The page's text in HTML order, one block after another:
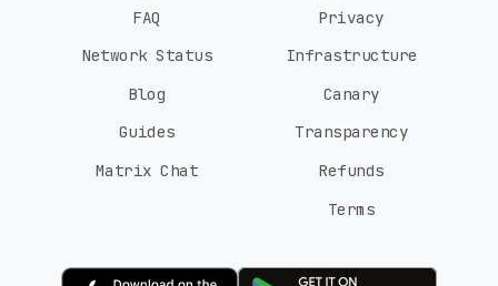
FAQ
Network Status
Blog
Guides
Matrix Chat
Privacy
Infrastructure
Canary
Transparency
Refunds
Terms